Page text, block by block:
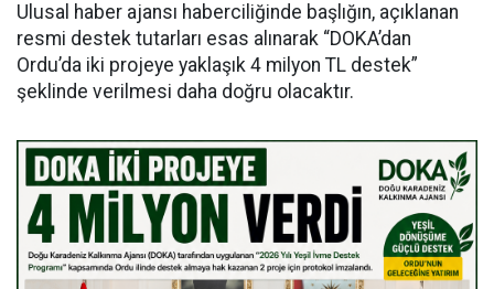
Ulusal haber ajansı haberciliğinde başlığın, açıklanan
resmi destek tutarları esas alınarak “DOKA’dan
Ordu’da iki projeye yaklaşık 4 milyon TL destek”
şeklinde verilmesi daha doğru olacaktır.